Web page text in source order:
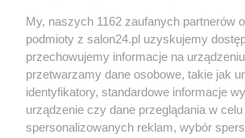
Sport
Społeczeństwo
Kultura
My, naszych 1162 zaufanych partnerów
podmioty z salon24.pl uzyskujemy
przechowujemy informacje na
przetwarzamy dane osobowe, takie jak
identyfikatory, standardowe informacje
urządzenie czy dane przeglądania w
spersonalizowanych reklam, wybór